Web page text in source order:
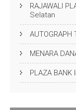
RAJAWALI
Selatan
MENARA
PLAZA BANK